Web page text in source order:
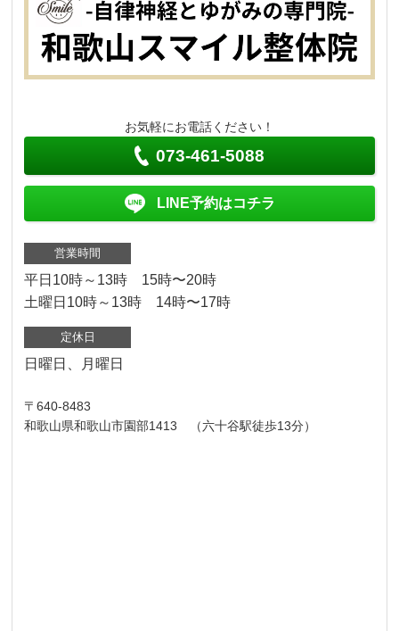
お気軽にお電話ください！
073-461-5088
LINE予約はコチラ
営業時間
平日10時～13時 15時〜20時
土曜日10時～13時 14時〜17時
定休日
日曜日、月曜日
〒640-8483
和歌山県和歌山市園部1413 （六十谷駅徒歩13分）